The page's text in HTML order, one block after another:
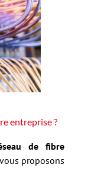
entreprise ?
de fibre
proposons